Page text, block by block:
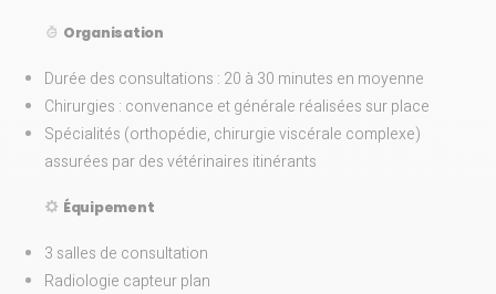
Organisation
Durée des consultations : 20 à 30 minutes en moyenne
Chirurgies : convenance et générale réalisées sur place
Spécialités (orthopédie, chirurgie viscérale complexe)
assurées par des vétérinaires itinérants
Équipement
3 salles de consultation
Radiologie capteur plan